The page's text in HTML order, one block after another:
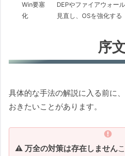
Win要塞
化
DEPやファイアウォー
見直し、OSを強化する
序文
具体的な手法の解説に入る前に
おきたいことがあります。
⚠️ 万全の対策は存在しません